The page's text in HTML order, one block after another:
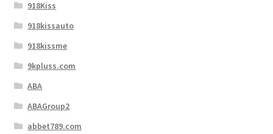
918Kiss
918kissauto
918kissme
9kpluss.com
ABA
ABAGroup2
abbet789.com